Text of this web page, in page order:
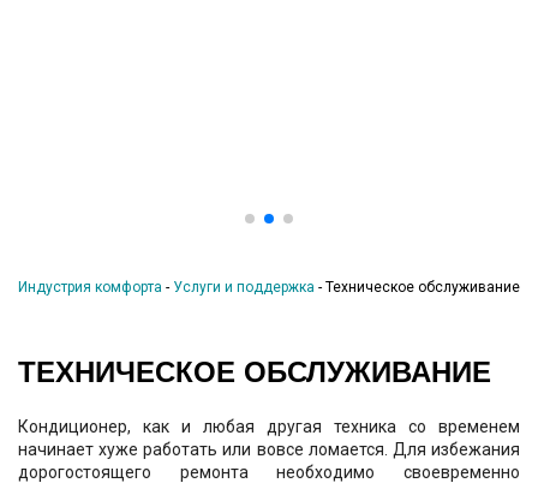
Индустрия комфорта - Услуги и поддержка - Техническое обслуживание
ТЕХНИЧЕСКОЕ ОБСЛУЖИВАНИЕ
Кондиционер, как и любая другая техника со временем
начинает хуже работать или вовсе ломается. Для избежания
дорогостоящего ремонта необходимо своевременно